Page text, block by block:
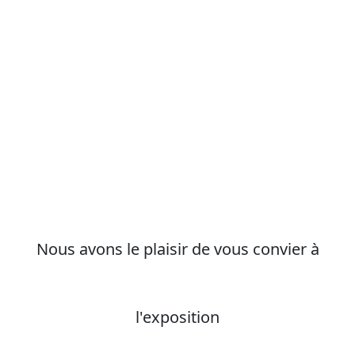
Nous avons le plaisir de vous convier à
l'exposition